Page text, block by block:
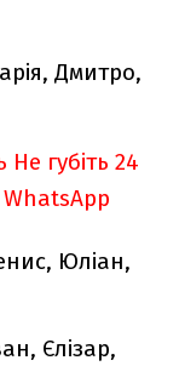
Дмитро,
Не губіть 24
Юліан,
Єлізар,